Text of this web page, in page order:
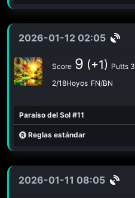
2026-01-12 02:05
Score 9 (+1) Putts 3
2/18Hoyos FN/BN
Paraíso del Sol #11
Reglas estándar
2026-01-11 08:05